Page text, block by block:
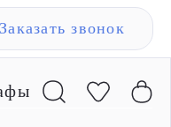
Заказать звонок